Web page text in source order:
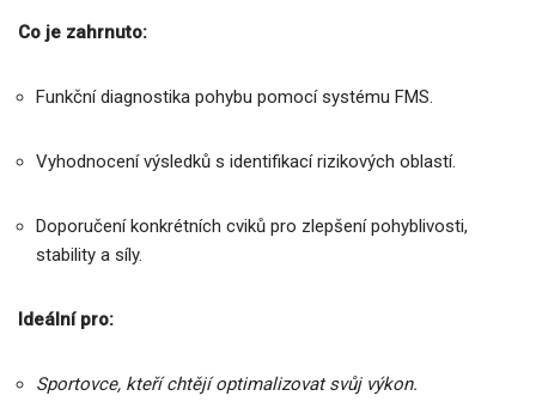
Co je zahrnuto:
Funkční diagnostika pohybu pomocí systému FMS.
Vyhodnocení výsledků s identifikací rizikových oblastí.
Doporučení konkrétních cviků pro zlepšení pohyblivosti,
stability a síly.
Ideální pro:
Sportovce, kteří chtějí optimalizovat svůj výkon.